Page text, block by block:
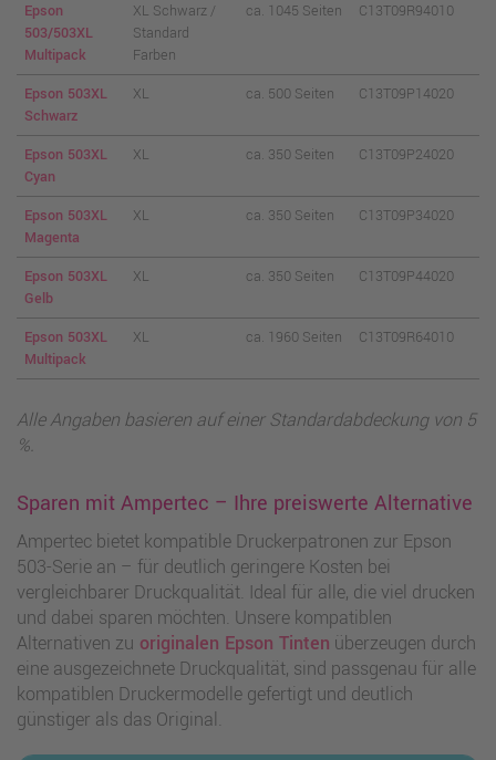
Epson
503/503XL
Multipack
XL Schwarz /
Standard
Farben
ca. 1045 Seiten C13T09R94010
Epson 503XL
Schwarz
XL ca. 500 Seiten C13T09P14020
Epson 503XL
Cyan
XL ca. 350 Seiten C13T09P24020
Epson 503XL
Magenta
XL ca. 350 Seiten C13T09P34020
Epson 503XL
Gelb
XL ca. 350 Seiten C13T09P44020
Epson 503XL
Multipack
XL ca. 1960 Seiten C13T09R64010
Alle Angaben basieren auf einer Standardabdeckung von 5
%.
Sparen mit Ampertec – Ihre preiswerte Alternative
Ampertec bietet kompatible Druckerpatronen zur Epson
503-Serie an – für deutlich geringere Kosten bei
vergleichbarer Druckqualität. Ideal für alle, die viel drucken
und dabei sparen möchten. Unsere kompatiblen
Alternativen zu originalen Epson Tinten überzeugen durch
eine ausgezeichnete Druckqualität, sind passgenau für alle
kompatiblen Druckermodelle gefertigt und deutlich
günstiger als das Original.